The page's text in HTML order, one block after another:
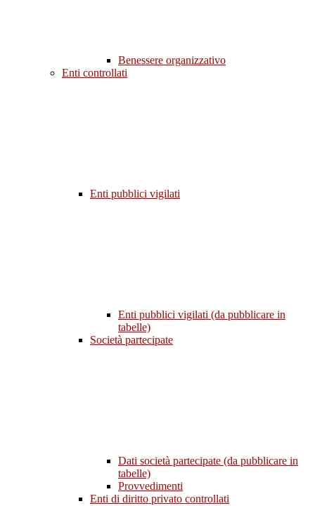
Benessere organizzativo
Enti controllati
Enti pubblici vigilati
Enti pubblici vigilati (da pubblicare in
tabelle)
Società partecipate
Dati società partecipate (da pubblicare in
tabelle)
Provvedimenti
Enti di diritto privato controllati